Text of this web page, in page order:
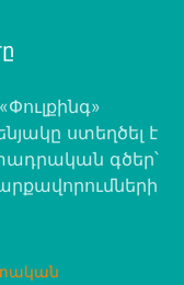
ստեղծել է
գծեր՝